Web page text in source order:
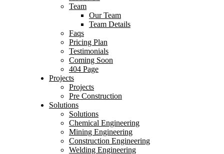
Team
Our Team
Team Details
Faqs
Pricing Plan
Testimonials
Coming Soon
404 Page
Projects
Projects
Pre Construction
Solutions
Solutions
Chemical Engineering
Mining Engineering
Construction Engineering
Welding Engineering